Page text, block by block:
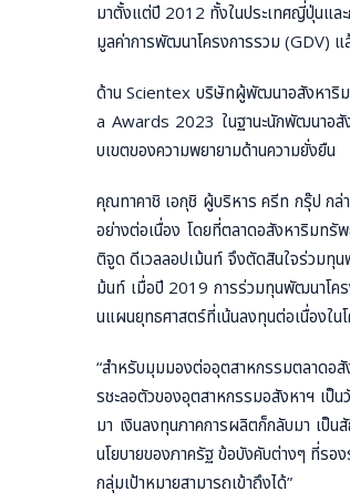
มาตั้งแต่ปี 2012 ทั้งในประเทศญี่ปุ่นและ
มูลค่าการพัฒนาโครงการรวม (GDV)
ด้าน Scientex บริษัทผู้พัฒนาอสังหาริม
a Awards 2023 ในฐานะนักพัฒนาอสั
บเขตของความพยายามด้านความยั่งยืน
คุณทาคาชิ เอกุชิ ผู้บริหาร ครีท กรุ๊ป กล่
อย่างต่อเนื่อง โดยที่ตลาดอสังหาริมทรั
ติจูด ดีเวลลอปเม้นท์ จึงตัดสินใจร่วมทุ
ม้นท์ เมื่อปี 2019 การร่วมทุนพัฒนาโคร
นแผนยุทธศาสตร์ที่เน้นลงทุนต่อเนื่องใน
“สำหรับมุมมองต่ออุตสาหกรรมตลาดอสั
รชะลอตัวของอุตสาหกรรมอสังหาฯ เป็
มา เงินลงทุนภาคการผลิตก็กลับมา เป็
นโยบายของภาครัฐ ข้อบังคับต่างๆ ที่รอ
กลุ่มเป้าหมายสามารถเข้าถึงได้”